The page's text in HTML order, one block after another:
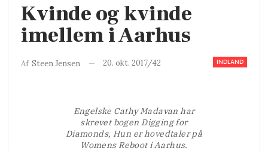
Kvinde og kvinde
imellem i Aarhus
INDLAND
Af Steen Jensen 20. okt. 2017/42
Engelske Cathy Madavan har
skrevet bogen Digging for
Diamonds, Hun er hovedtaler på
Womens Reboot i Aarhus.